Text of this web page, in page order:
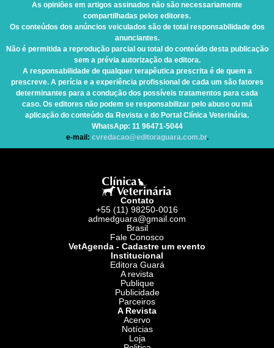
As opiniões em artigos assinados não são necessariamente
compartilhadas pelos editores.
Os conteúdos dos anúncios veiculados são de total responsabilidade dos
anunciantes.
Não é permitida a reprodução parcial ou total do conteúdo desta publicação
sem a prévia autorização da editora.
A responsabilidade de qualquer terapêutica prescrita é de quem a
prescreve. A perícia e a experiência profissional de cada um são fatores
determinantes para a condução dos possíveis tratamentos para cada
caso. Os editores não podem se responsabilizar pelo abuso ou má
aplicação do conteúdo da Revista e do Portal Clínica Veterinária.
WhatsApp: 11 96471-5044
e-mail: cvredacao@editoraguara.com.br.
Contato
+55 (11) 98250-0016
admedguara@gmail.com
Brasil
Fale Conosco
VetAgenda - Cadastre um evento
Institucional
Editora Guará
A revista
Publique
Publicidade
Parceiros
A Revista
Acervo
Notícias
Loja